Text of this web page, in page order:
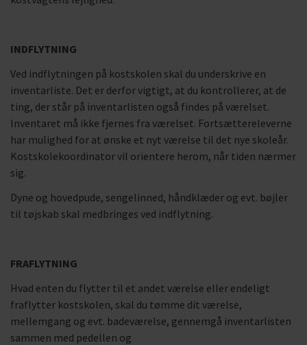
INDFLYTNING
Ved indflytningen på kostskolen skal du underskrive en
inventarliste. Det er derfor vigtigt, at du kontrollerer, at de
ting, der står på inventarlisten også findes på værelset.
Inventaret må ikke fjernes fra værelset. Fortsættereleverne
har mulighed for at ønske et nyt værelse til det nye skoleår.
Kostskolekoordinator vil orientere herom, når tiden nærmer
sig.
Dyne og hovedpude, sengelinned, håndklæder og evt. bøjler
til tøjskab skal medbringes ved indflytning.
FRAFLYTNING
Hvad enten du flytter til et andet værelse eller endeligt
fraflytter kostskolen, skal du tømme dit værelse,
mellemgang og evt. badeværelse, gennemgå inventarlisten
sammen med pedellen og